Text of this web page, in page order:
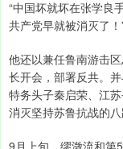
“中国坏就坏在张学良
共产党早就被消灭了！
他还以兼任鲁南游击
长开会，部署反共。
特务头子秦启荣、江
消灭坚持苏鲁抗战的八